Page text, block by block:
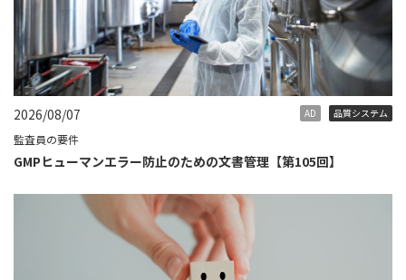
2026/08/07 AD 品質システム
監査員の要件
GMPヒューマンエラー防止のための文書管理【第105回】